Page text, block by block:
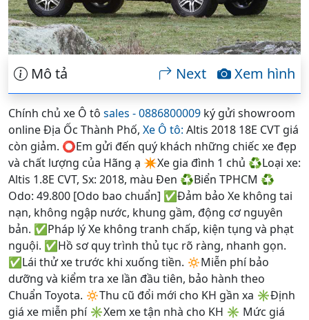
Mô tả Xem hình
Next
Chính chủ xe Ô tô sales - 0886800009 ký gửi showroom
online Địa Ốc Thành Phố, Xe Ô tô: Altis 2018 18E CVT giá
còn giảm. ⭕Em gửi đến quý khách những chiếc xe đẹp
và chất lượng của Hãng ạ ✴️Xe gia đình 1 chủ ♻️Loại xe:
Altis 1.8E CVT, Sx: 2018, màu Đen ♻️Biển TPHCM ♻️
Odo: 49.800 [Odo bao chuẩn] ✅Đảm bảo Xe không tai
nạn, không ngập nước, khung gầm, động cơ nguyên
bản. ✅Pháp lý Xe không tranh chấp, kiện tụng và phạt
nguội. ✅Hồ sơ quy trình thủ tục rõ ràng, nhanh gọn.
✅Lái thử xe trước khi xuống tiền. 🔅Miễn phí bảo
dưỡng và kiểm tra xe lần đầu tiên, bảo hành theo
Chuẩn Toyota. 🔅Thu cũ đổi mới cho KH gần xa ✳️Định
giá xe miễn phí ✳️Xem xe tận nhà cho KH ✳️ Mức giá